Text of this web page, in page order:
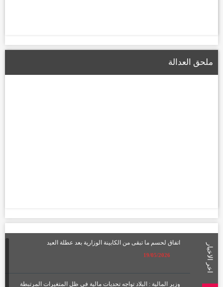
ملحق العدالة
اتفاق لحسم ما تبقى من الكابينة الوزارية بعد عطلة العيد
19/05/2026
وزير المالية : البلاد تواجه تحديات مالية في ظل المتغيرات المرتبطة
اخر الاخبار